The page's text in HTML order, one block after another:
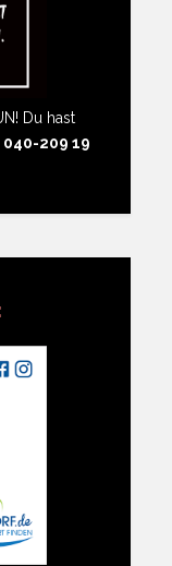
Du hast
040-209 19